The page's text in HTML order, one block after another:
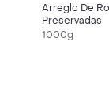
Arreglo De
Preservadas
1000g